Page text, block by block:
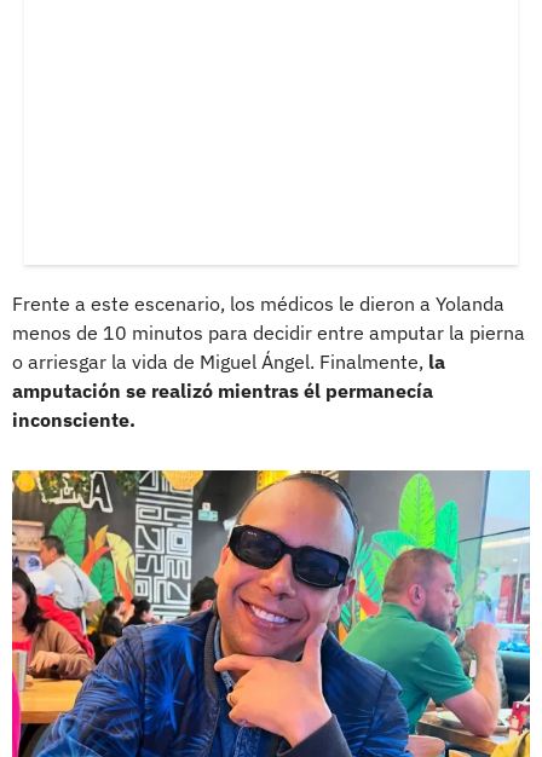
Frente a este escenario, los médicos le dieron a Yolanda
menos de 10 minutos para decidir entre amputar la pierna
o arriesgar la vida de Miguel Ángel. Finalmente, la
amputación se realizó mientras él permanecía
inconsciente.